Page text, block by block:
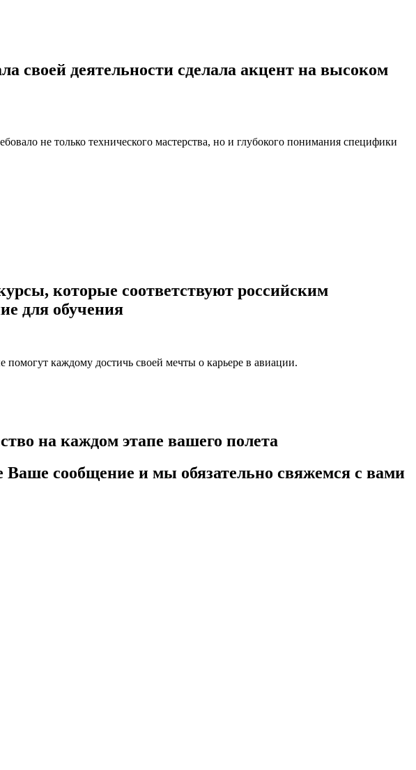
своей деятельности сделала акцент на высоком
не только технического мастерства, но и глубокого понимания специфики
которые соответствуют российским
для обучения
каждому достичь своей мечты о карьере в авиации.
на каждом этапе вашего полета
сообщение и мы обязательно свяжемся с вами